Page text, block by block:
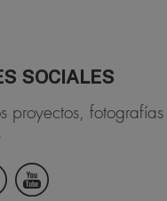
SOCIALES
proyectos, fotografías